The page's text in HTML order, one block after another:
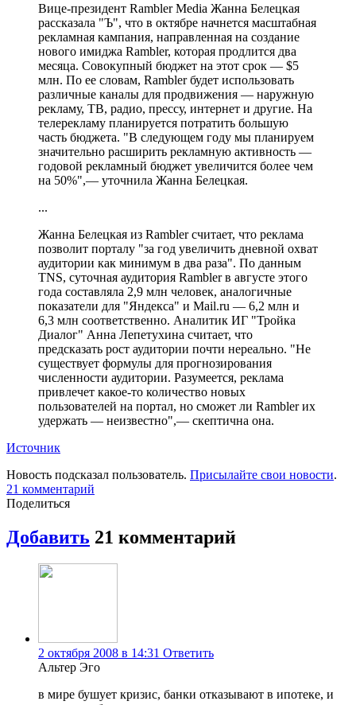
Вице-президент Rambler Media Жанна Белецкая
рассказала "Ъ", что в октябре начнется масштабная
рекламная кампания, направленная на создание
нового имиджа Rambler, которая продлится два
месяца. Совокупный бюджет на этот срок — $5
млн. По ее словам, Rambler будет использовать
различные каналы для продвижения — наружную
рекламу, ТВ, радио, прессу, интернет и другие. На
телерекламу планируется потратить большую
часть бюджета. "В следующем году мы планируем
значительно расширить рекламную активность —
годовой рекламный бюджет увеличится более чем
на 50%",— уточнила Жанна Белецкая.
...
Жанна Белецкая из Rambler считает, что реклама
позволит порталу "за год увеличить дневной охват
аудитории как минимум в два раза". По данным
TNS, суточная аудитория Rambler в августе этого
года составляла 2,9 млн человек, аналогичные
показатели для "Яндекса" и Mail.ru — 6,2 млн и
6,3 млн соответственно. Аналитик ИГ "Тройка
Диалог" Анна Лепетухина считает, что
предсказать рост аудитории почти нереально. "Не
существует формулы для прогнозирования
численности аудитории. Разумеется, реклама
привлечет какое-то количество новых
пользователей на портал, но сможет ли Rambler их
удержать — неизвестно",— скептична она.
Источник
Новость подсказал пользователь. Присылайте свои новости.
21 комментарий
Поделиться
Добавить 21 комментарий
2 октября 2008 в 14:31 Ответить
Альтер Эго
в мире бушует кризис, банки отказывают в ипотеке, и